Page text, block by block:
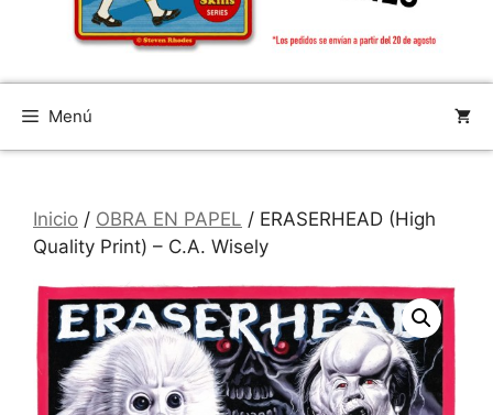
Menú
Inicio / OBRA EN PAPEL / ERASERHEAD (High
Quality Print) – C.A. Wisely